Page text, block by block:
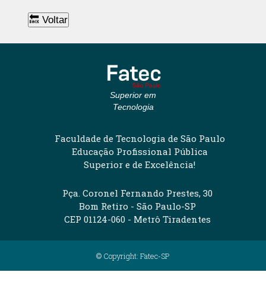
🔙 Voltar
Superior em
Tecnologia
Faculdade de Tecnologia de São Paulo
Educação Profissional Pública
Superior e de Excelência!
Pça. Coronel Fernando Prestes, 30
Bom Retiro - São Paulo-SP
CEP 01124-060 - Metrô Tiradentes
© Copyright: Fatec-SP